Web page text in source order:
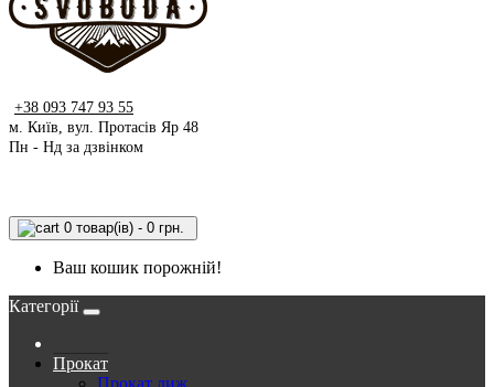
+38 093 747 93 55
м. Київ, вул. Протасів Яр 48
Пн - Нд за дзвінком
0 товар(ів) - 0 грн.
Ваш кошик порожній!
Категорії
Прокат
Прокат лиж